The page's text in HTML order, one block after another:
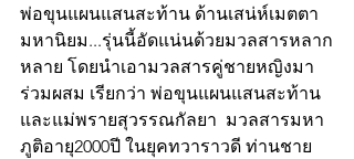
พ่อขุนแผนแสนสะท้าน ด้าน​เสน่ห์เมตตา
มหานิยม...รุ่นนี้อัดแน่นด้วยมวลสารหลาก
หลาย โดยนำเอามวลสารคู่ชายหญิงมา
ร่วมผสม เรียกว่า พ่อขุนแผนแสนสะท้าน
และแม่พรายสุวรรณกัลยา  มวลสารมหา
ภูติอายุ​2000​ปี​ ในยุคทวาราวดี​ ท่านชาย​